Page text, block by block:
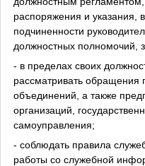
распоряжения и указания,
подчиненности
должностных полномочий,
- в пределах своих
рассматривать обращения
объединений, а также
организаций,
самоуправления;
- соблюдать правила
работы со служебной